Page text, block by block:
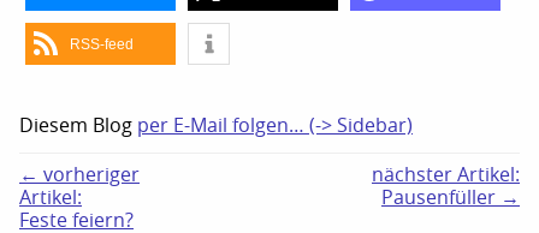
RSS-feed
Diesem Blog per E-Mail folgen… (-> Sidebar)
← vorheriger
Artikel:
Feste feiern?
nächster Artikel:
Pausenfüller →